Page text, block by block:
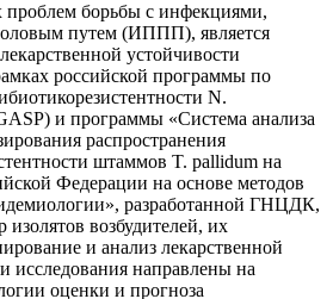
борьбы с инфекциями,
путем (ИППП), является
устойчивости
российской программы по
N.
и программы «Система анализа
распространения
штаммов T. pallidum на
Федерации на основе методов
разработанной ГНЦДК,
изолятов возбудителей, их
и анализ лекарственной
исследования направлены на
оценки и прогноза